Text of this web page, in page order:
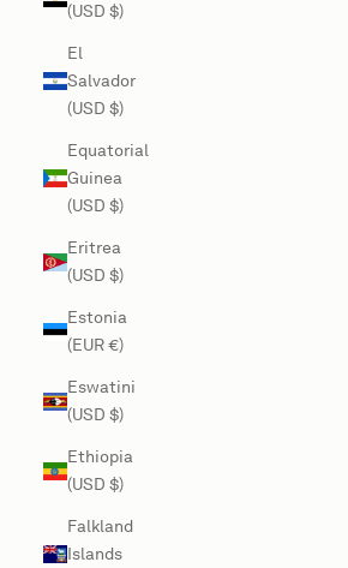
(USD $)
El
Salvador
(USD $)
Equatorial
Guinea
(USD $)
Eritrea
(USD $)
Estonia
(EUR €)
Eswatini
(USD $)
Ethiopia
(USD $)
Falkland
Islands